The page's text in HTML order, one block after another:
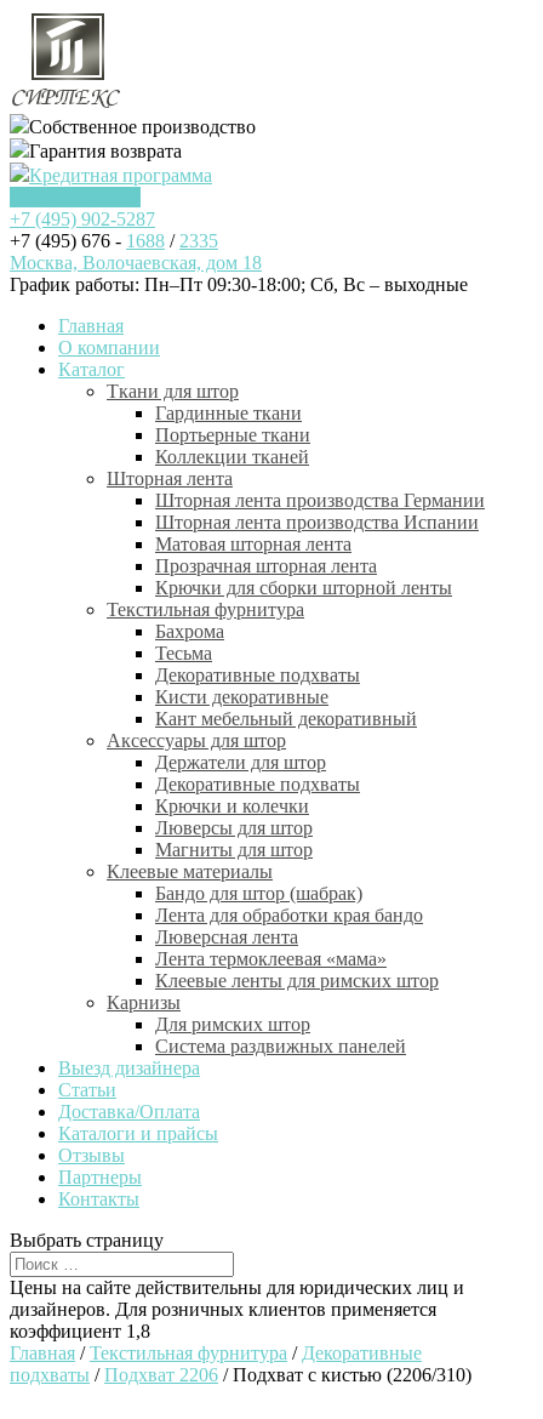
Собственное производство
Гарантия возврата
Кредитная программа
+7 (495) 902-5287
+7 (495) 676 - 1688 / 2335
Москва, Волочаевская, дом 18
График работы: Пн–Пт 09:30-18:00; Cб, Вс – выходные
Главная
О компании
Каталог
Ткани для штор
Гардинные ткани
Портьерные ткани
Коллекции тканей
Шторная лента
Шторная лента производства Германии
Шторная лента производства Испании
Матовая шторная лента
Прозрачная шторная лента
Крючки для сборки шторной ленты
Текстильная фурнитура
Бахрома
Тесьма
Декоративные подхваты
Кисти декоративные
Кант мебельный декоративный
Аксессуары для штор
Держатели для штор
Декоративные подхваты
Крючки и колечки
Люверсы для штор
Магниты для штор
Клеевые материалы
Бандо для штор (шабрак)
Лента для обработки края бандо
Люверсная лента
Лента термоклеевая «мама»
Клеевые ленты для римских штор
Карнизы
Для римских штор
Система раздвижных панелей
Выезд дизайнера
Статьи
Доставка/Оплата
Каталоги и прайсы
Отзывы
Партнеры
Контакты
Выбрать страницу
Цены на сайте действительны для юридических лиц и
дизайнеров. Для розничных клиентов применяется
коэффициент 1,8
Главная /Текстильная фурнитура / Декоративные
подхваты /Подхват 2206 / Подхват с кистью (2206/310)